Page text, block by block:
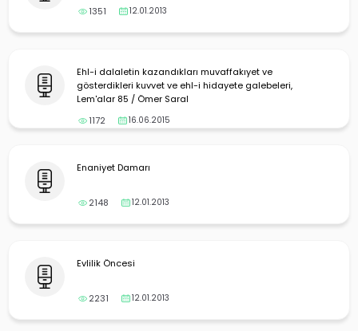
1351 12.01.2013
Ehl-i dalaletin kazandıkları muvaffakıyet ve
gösterdikleri kuvvet ve ehl-i hidayete galebeleri,
Lem'alar 85 / Ömer Saral
1172
16.06.2015
Enaniyet Damarı
2148 12.01.2013
Evlilik Öncesi
2231 12.01.2013